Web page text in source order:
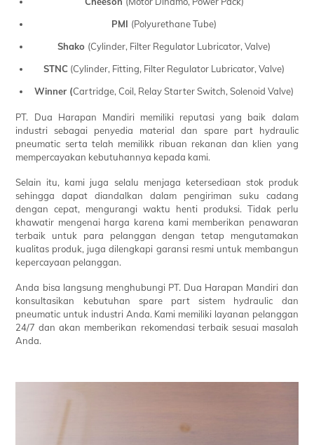
PMI (Polyurethane Tube)
Shako (Cylinder, Filter Regulator Lubricator, Valve)
STNC (Cylinder, Fitting, Filter Regulator Lubricator, Valve)
Winner (Cartridge, Coil, Relay Starter Switch, Solenoid Valve)
PT. Dua Harapan Mandiri memiliki reputasi yang baik dalam
industri sebagai penyedia material dan spare part hydraulic
pneumatic serta telah memilikk ribuan rekanan dan klien yang
mempercayakan kebutuhannya kepada kami.
Selain itu, kami juga selalu menjaga ketersediaan stok produk
sehingga dapat diandalkan dalam pengiriman suku cadang
dengan cepat, mengurangi waktu henti produksi. Tidak perlu
khawatir mengenai harga karena kami memberikan penawaran
terbaik untuk para pelanggan dengan tetap mengutamakan
kualitas produk, juga dilengkapi garansi resmi untuk membangun
kepercayaan pelanggan.
Anda bisa langsung menghubungi PT. Dua Harapan Mandiri dan
konsultasikan kebutuhan spare part sistem hydraulic dan
pneumatic untuk industri Anda. Kami memiliki layanan pelanggan
24/7 dan akan memberikan rekomendasi terbaik sesuai masalah
Anda.